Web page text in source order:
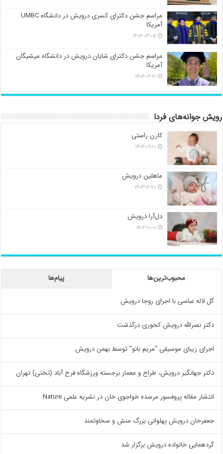
مراسم جشن دکترای کسری درویش در دانشگاه UMBC
آمریکا
۱۴۰۴-۰۳-۰۵
مراسم جشن دکترای شایان درویش در دانشگاه میشیگان
آمریکا
۱۴۰۴-۰۲-۲۱
رویش جوانه‌های فردا
کارن راستی
۱۴۰۴-۰۹-۱۰
ماهلین درویش
۱۴۰۳-۱۲-۲۰
دل‌آرا درویش
۱۴۰۲-۱۰-۰۱
محبوب‌ترین‌ها پیام‌ها
گل لاله عباسی با اجرای روجا درویش
دکتر نصرالله درویش کجوری درگذشت
اجرای زیبای موسیقی “مریم بانو” توسط بهمن درویش
دکتر جهانگیر درویش، طراح و معمار برجسته ورزشگاه فرح آباد (تختی) تهران
انتشار مقاله پروفسور مرسده خواجوی خان در نشریه علمی Nature
جعفرخان درویش پهلوانی بزرگ منش و سخاوتمند
گردهمایی خانواده درویش برگزار شد